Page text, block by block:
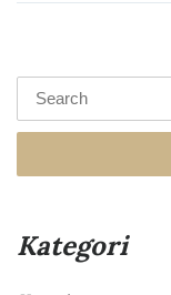
Kategori